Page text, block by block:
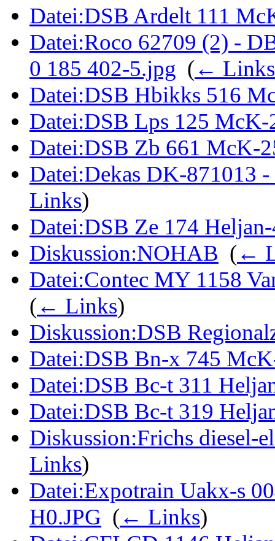
Datei:DSB Ardelt 111
Datei:Roco 62709 (2) -
0 185 402-5.jpg (← Links
Datei:DSB Hbikks 516
Datei:DSB Lps 125 McK-
Datei:DSB Zb 661 McK-
Datei:Dekas DK-871013
Links)
Datei:DSB Ze 174
Diskussion:NOHAB (←
Datei:Contec MY 1158
(← Links)
Diskussion:DSB
Datei:DSB Bn-x 745
Datei:DSB Bc-t 311
Datei:DSB Bc-t 319
Diskussion:Frichs diesel-
Links)
Datei:Expotrain Uakx-s
H0.JPG (← Links)